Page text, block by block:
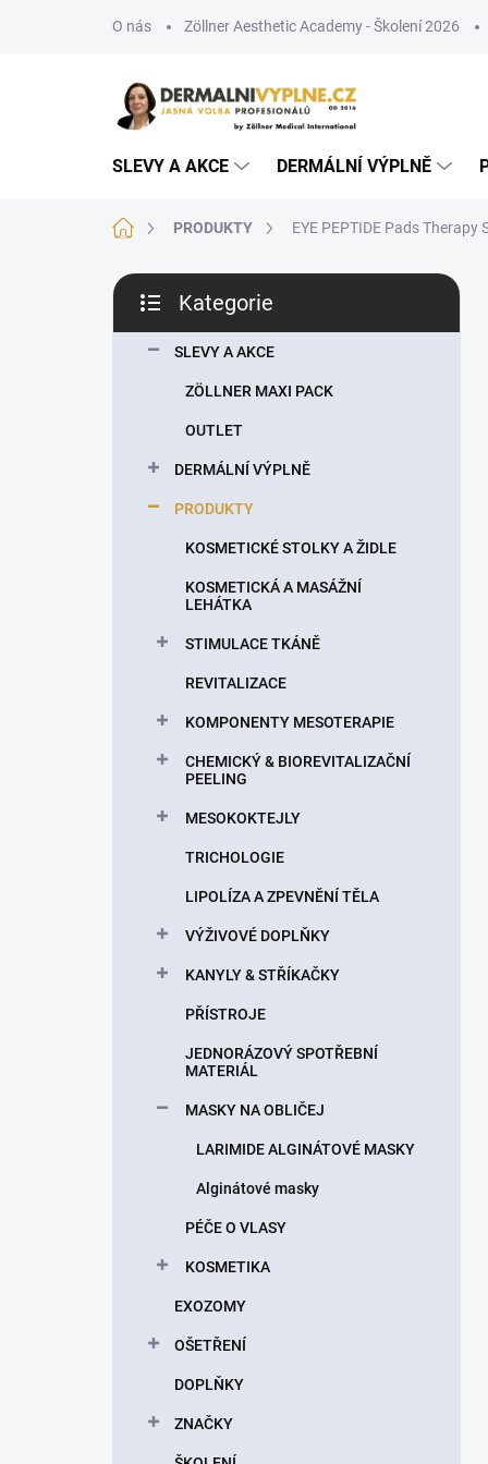
O nás Zöllner Aesthetic Academy - Školení 2026
SLEVY A AKCE DERMÁLNÍ VÝPLNĚ
Domů PRODUKTY EYE PEPTIDE Pads
P
s
kategorie
Kategorie
SLEVY A AKCE
ZÖLLNER MAXI PACK
OUTLET
DERMÁLNÍ VÝPLNĚ
PRODUKTY
KOSMETICKÉ STOLKY A ŽIDLE
KOSMETICKÁ A MASÁŽNÍ
LEHÁTKA
STIMULACE TKÁNĚ
REVITALIZACE
KOMPONENTY MESOTERAPIE
CHEMICKÝ & BIOREVITALIZAČNÍ
PEELING
MESOKOKTEJLY
TRICHOLOGIE
LIPOLÍZA A ZPEVNĚNÍ TĚLA
VÝŽIVOVÉ DOPLŇKY
KANYLY & STŘÍKAČKY
PŘÍSTROJE
JEDNORÁZOVÝ SPOTŘEBNÍ
MATERIÁL
MASKY NA OBLIČEJ
LARIMIDE ALGINÁTOVÉ MASKY
Alginátové masky
PÉČE O VLASY
KOSMETIKA
EXOZOMY
OŠETŘENÍ
DOPLŇKY
ZNAČKY